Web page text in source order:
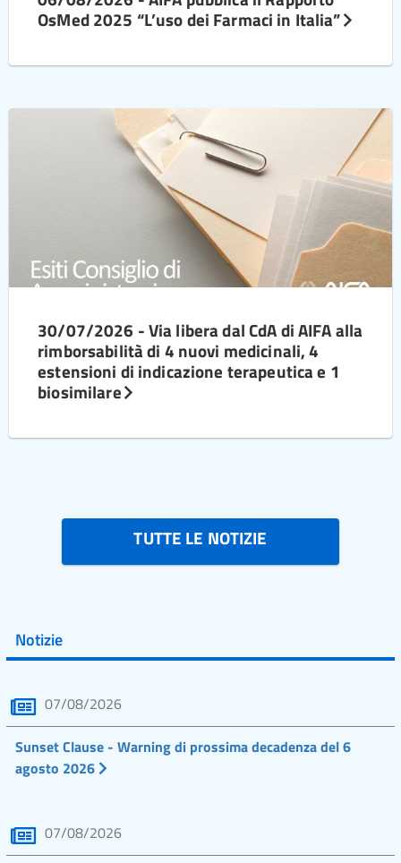
OsMed 2025 “L’uso dei Farmaci in Italia”
30/07/2026 - Via libera dal CdA di AIFA alla
rimborsabilità di 4 nuovi medicinali, 4
estensioni di indicazione terapeutica e 1
biosimilare
TUTTE LE NOTIZIE
Notizie
07/08/2026
Sunset Clause - Warning di prossima decadenza del 6
agosto 2026
07/08/2026